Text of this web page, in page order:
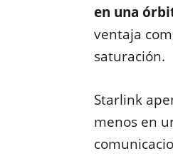
en una
ventaja
saturación.
Starlink
menos en